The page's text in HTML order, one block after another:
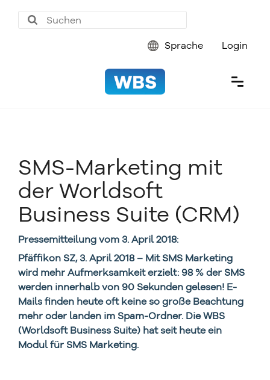
Login
Sprache
SMS-Marketing mit
der Worldsoft
Business Suite (CRM)
Pressemitteilung vom 3. April 2018:
Pfäffikon SZ, 3. April 2018 – Mit SMS Marketing
wird mehr Aufmerksamkeit erzielt: 98 % der SMS
werden innerhalb von 90 Sekunden gelesen! E-
Mails finden heute oft keine so große Beachtung
mehr oder landen im Spam-Ordner. Die WBS
(Worldsoft Business Suite) hat seit heute ein
Modul für SMS Marketing.